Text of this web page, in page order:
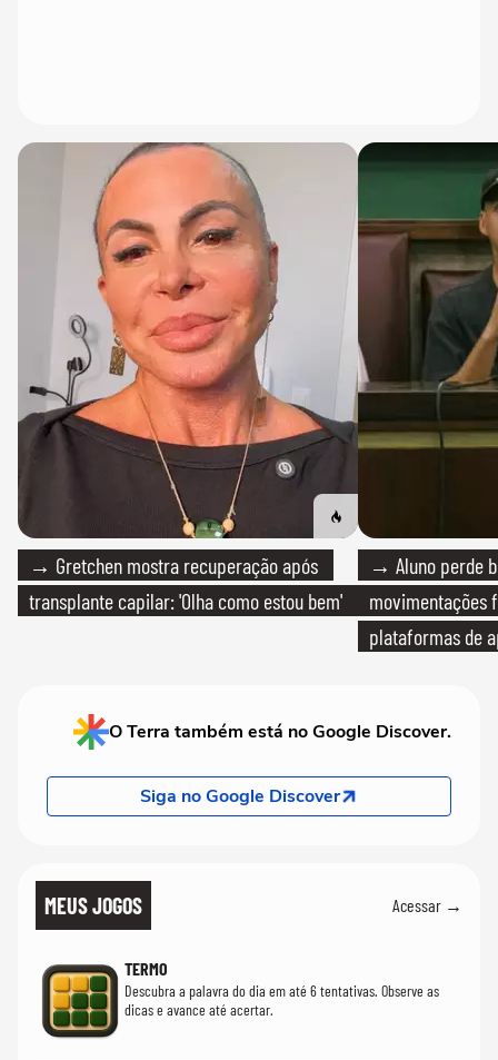
→ Gretchen mostra recuperação após
transplante capilar: 'Olha como estou bem'
→ Aluno perde
movimentações
plataformas de
O Terra também está no Google Discover.
Siga no Google Discover
MEUS JOGOS Acessar →
TERMO
Descubra a palavra do dia em até 6 tentativas. Observe as
dicas e avance até acertar.